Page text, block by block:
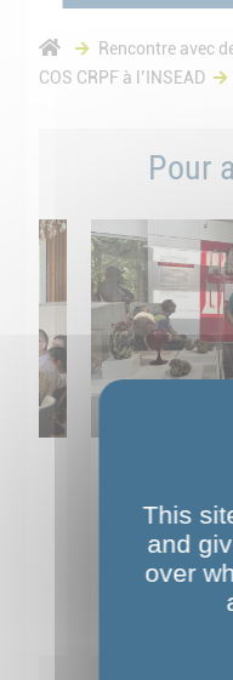
Rencontre avec
COS CRPF à l’INSEAD
Pour
Musée
This
and
over